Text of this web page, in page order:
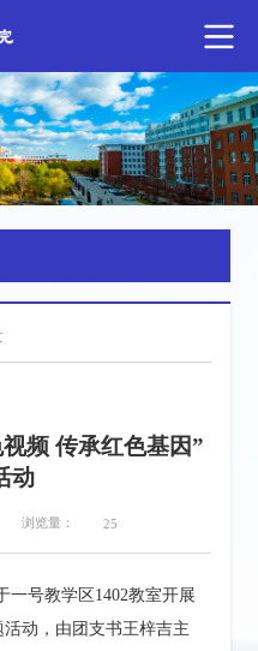
频 传承红色基因”
动
浏览量： 25
一号教学区1402教室开展
动，由团支书王梓吉主